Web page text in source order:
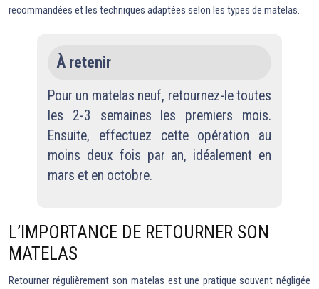
recommandées et les techniques adaptées selon les types de matelas.
À retenir
Pour un matelas neuf, retournez-le toutes
les 2-3 semaines les premiers mois.
Ensuite, effectuez cette opération au
moins deux fois par an, idéalement en
mars et en octobre.
L’IMPORTANCE DE RETOURNER SON
MATELAS
Retourner régulièrement son matelas est une pratique souvent négligée